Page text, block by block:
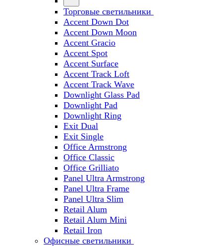
Торговые светильники
Accent Down Dot
Accent Down Moon
Accent Gracio
Accent Spot
Accent Surface
Accent Track Loft
Accent Track Wave
Downlight Glass Pad
Downlight Pad
Downlight Ring
Exit Dual
Exit Single
Office Armstrong
Office Classic
Office Grilliato
Panel Ultra Armstrong
Panel Ultra Frame
Panel Ultra Slim
Retail Alum
Retail Alum Mini
Retail Iron
Офисные светильники